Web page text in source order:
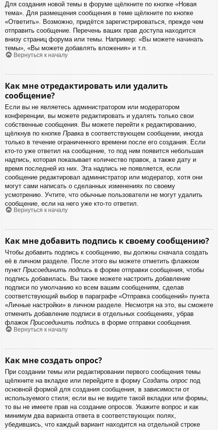
Для создания новой темы в форуме щёлкните по кнопке «Новая
тема». Для размещения сообщения в теме щёлкните по кнопке
«Ответить». Возможно, придётся зарегистрироваться, прежде чем
отправить сообщение. Перечень ваших прав доступа находится
внизу страниц форума или темы. Например: «Вы можете начинать
темы», «Вы можете добавлять вложения» и т.п.
Вернуться к началу
Как мне отредактировать или удалить
сообщение?
Если вы не являетесь администратором или модератором
конференции, вы можете редактировать и удалять только свои
собственные сообщения. Вы можете перейти к редактированию,
щёлкнув по кнопке Правка в соответствующем сообщении, иногда
только в течение ограниченного времени после его создания. Если
кто-то уже ответил на сообщение, то под ним появится небольшая
надпись, которая показывает количество правок, а также дату и
время последней из них. Эта надпись не появляется, если
сообщение редактировал администратор или модератор, хотя они
могут сами написать о сделанных изменениях по своему
усмотрению. Учтите, что обычные пользователи не могут удалить
сообщение, если на него уже кто-то ответил.
Вернуться к началу
Как мне добавить подпись к своему сообщению?
Чтобы добавить подпись к сообщению, вы должны сначала создать
её в личном разделе. После этого вы можете отметить флажком
пункт Присоединить подпись в форме отправки сообщения, чтобы
подпись добавилась. Вы также можете настроить добавление
подписи по умолчанию ко всем вашим сообщениям, сделав
соответствующий выбор в параграфе «Отправка сообщений» пункта
«Личные настройки» в личном разделе. Несмотря на это, вы сможете
отменить добавление подписи в отдельных сообщениях, убрав
флажок Присоединить подпись в форме отправки сообщения.
Вернуться к началу
Как мне создать опрос?
При создании темы или редактировании первого сообщения темы
щёлкните на вкладке или перейдите в форму Создать опрос под
основной формой для создания сообщения, в зависимости от
используемого стиля; если вы не видите такой вкладки или формы,
то вы не имеете прав на создание опросов. Укажите вопрос и как
минимум два варианта ответа в соответствующих полях,
убедившись, что каждый вариант находится на отдельной строке